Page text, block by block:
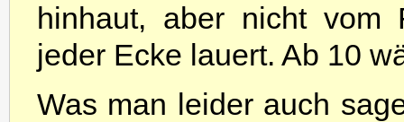
hinhaut, aber nicht vom
jeder Ecke lauert. Ab 10
Was man leider auch